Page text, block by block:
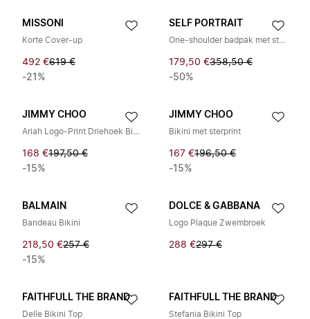
MISSONI
Korte Cover-up
492 €619 €
-21%
SELF PORTRAIT
One-shoulder badpak met strass
179,50 €358,50 €
-50%
JIMMY CHOO
Ariah Logo-Print Driehoek Bikini Top
168 €197,50 €
-15%
JIMMY CHOO
Bikini met sterprint
167 €196,50 €
-15%
BALMAIN
Bandeau Bikini
218,50 €257 €
-15%
DOLCE & GABBANA
Logo Plaque Zwembroek
288 €297 €
FAITHFULL THE BRAND
Delle Bikini Top
FAITHFULL THE BRAND
Stefania Bikini Top